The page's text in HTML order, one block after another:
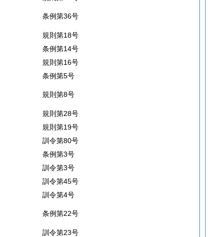
条例第36号
規則第18号
条例第14号
規則第16号
条例第5号
規則第8号
規則第28号
規則第19号
訓令第80号
条例第3号
訓令第3号
訓令第45号
訓令第4号
条例第22号
訓令第23号